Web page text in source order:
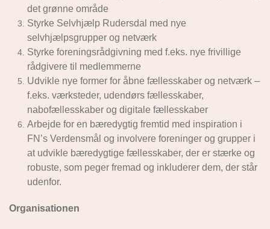
det grønne område
Styrke Selvhjælp Rudersdal med nye
selvhjælpsgrupper og netværk
Styrke foreningsrådgivning med f.eks. nye frivillige
rådgivere til medlemmerne
Udvikle nye former for åbne fællesskaber og netværk –
f.eks. værksteder, udendørs fællesskaber,
nabofællesskaber og digitale fællesskaber
Arbejde for en bæredygtig fremtid med inspiration i
FN’s Verdensmål og involvere foreninger og grupper i
at udvikle bæredygtige fællesskaber, der er stærke og
robuste, som peger fremad og inkluderer dem, der står
udenfor.
Organisationen